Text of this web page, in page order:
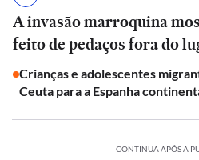
A invasão marroquina
feito de pedaços fora do
Crianças e adolescentes
Ceuta para a Espanha
CONTINUA APÓS A